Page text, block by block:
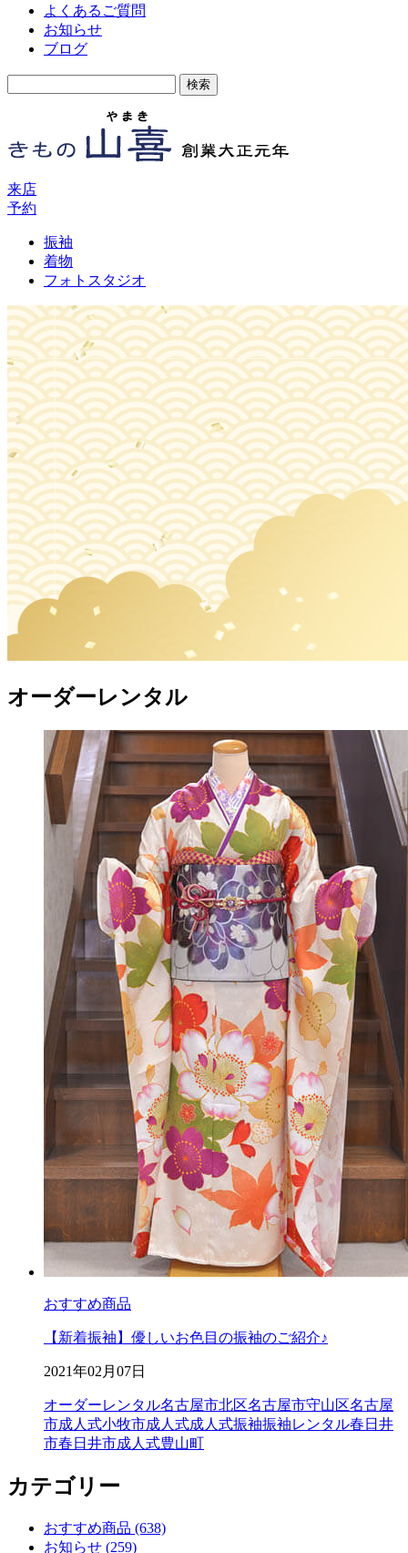
よくあるご質問
お知らせ
ブログ
来店
予約
振袖
着物
フォトスタジオ
オーダーレンタル
おすすめ商品
【新着振袖】優しいお色目の振袖のご紹介♪
2021年02月07日
オーダーレンタル名古屋市北区名古屋市守山区名古屋
市成人式小牧市成人式成人式振袖振袖レンタル春日井
市春日井市成人式豊山町
カテゴリー
おすすめ商品 (638)
お知らせ (259)